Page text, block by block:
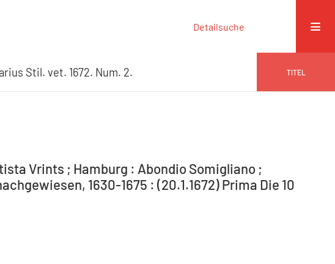
Detailsuche
Stil. vet. 1672. Num. 2. TITEL
Vrints ; Hamburg : Abondio Somigliano ;
1630-1675 : (20.1.1672) Prima Die 10